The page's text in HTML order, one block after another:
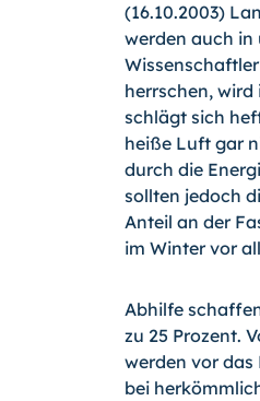
(16.10.2003)
werden auch in
herrschen,
schlägt sich
heiße Luft gar
durch die
sollten jedoch
Anteil an der
im Winter vor
Abhilfe
zu 25 Prozent.
werden vor das
bei